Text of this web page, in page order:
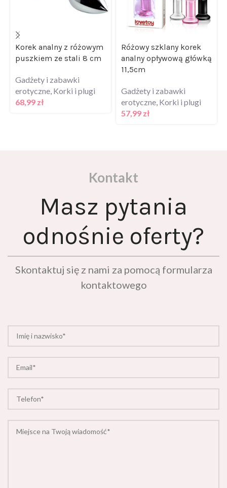
Korek analny z różowym
puszkiem ze stali 8 cm
Gadżety i zabawki
erotyczne Korki i plugi
68,99 zł
Różowy szklany korek
analny opływową główką
11,5cm
Gadżety i zabawki
erotyczne Korki i plugi
57,99 zł
Kontakt
Masz pytania
odnośnie oferty?
Skontaktuj się z nami za pomocą formularza
kontaktowego